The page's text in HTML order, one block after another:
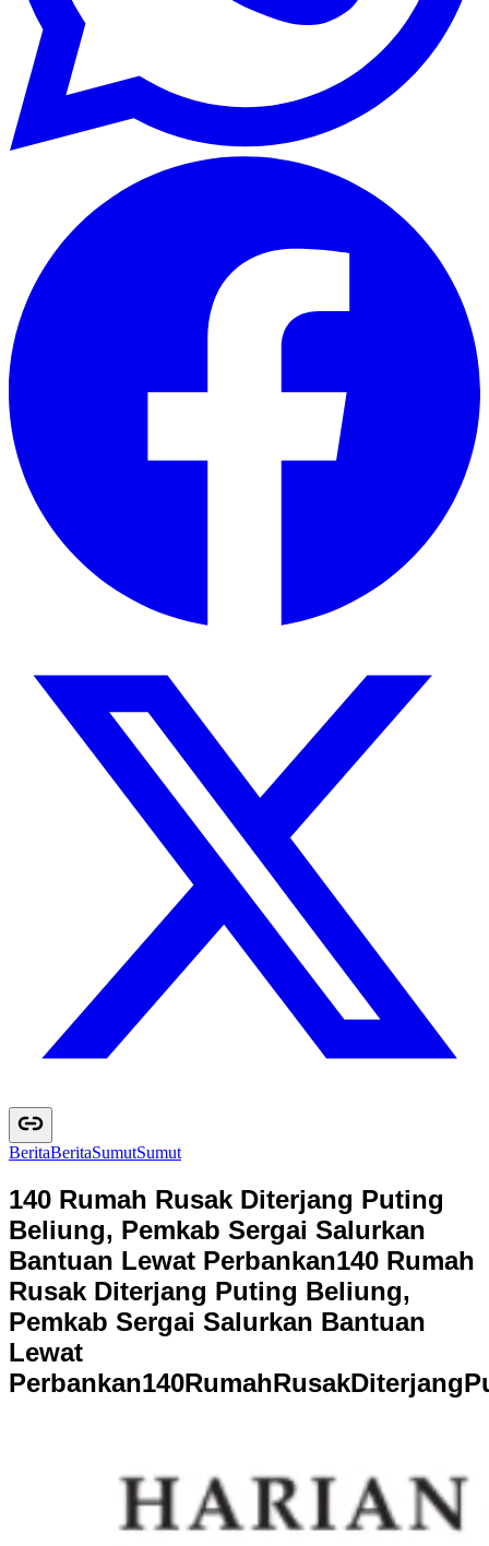
BeritaBeritaSumutSumut
140 Rumah Rusak Diterjang Puting
Beliung, Pemkab Sergai Salurkan
Bantuan Lewat Perbankan140 Rumah
Rusak Diterjang Puting Beliung,
Pemkab Sergai Salurkan Bantuan
Lewat
Perbankan140RumahRusakDiterjangP